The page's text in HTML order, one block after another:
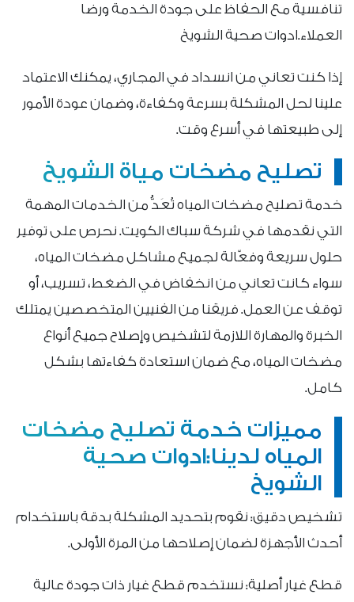
تنافسية مع الحفاظ على جودة الخدمة ورضا
العملاء.ادوات صحية الشويخ
إذا كنت تعاني من انسداد في المجاري، يمكنك الاعتماد
علينا لحل المشكلة بسرعة وكفاءة، وضمان عودة الأمور
إلى طبيعتها في أسرع وقت.
تصليح مضخات مياة الشويخ
خدمة تصليح مضخات المياه تُعَدُّ من الخدمات المهمة
التي نقدمها في شركة سباك الكويت. نحرص على توفير
حلول سريعة وفعّالة لجميع مشاكل مضخات المياه،
سواء كانت تعاني من انخفاض في الضغط، تسريب، أو
توقف عن العمل. فريقنا من الفنيين المتخصصين يمتلك
الخبرة والمهارة اللازمة لتشخيص وإصلاح جميع أنواع
مضخات المياه، مع ضمان استعادة كفاءتها بشكل
كامل.
مميزات خدمة تصليح مضخات
المياه لدينا:ادوات صحية
الشويخ
تشخيص دقيق: نقوم بتحديد المشكلة بدقة باستخدام
أحدث الأجهزة لضمان إصلاحها من المرة الأولى.
قطع غيار أصلية: نستخدم قطع غيار ذات جودة عالية